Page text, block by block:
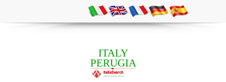
ITALY
PERUGIA